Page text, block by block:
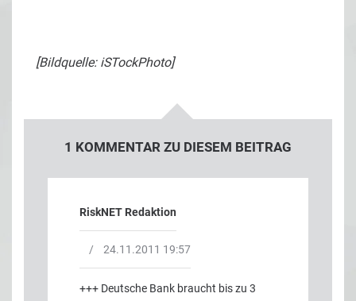
[Bildquelle: iSTockPhoto]
1 KOMMENTAR ZU DIESEM BEITRAG
RiskNET Redaktion
/ 24.11.2011 19:57
+++ Deutsche Bank braucht bis zu 3